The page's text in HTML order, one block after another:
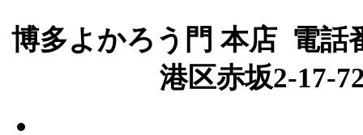
博多よかろう門 本店 電話
港区赤坂2-17-